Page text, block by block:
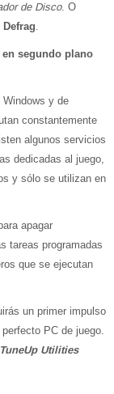
de Disco. O
.
segundo plano
y de
constantemente
algunos servicios
dedicadas al juego,
y sólo se utilizan en
apagar
tareas programadas
que se ejecutan
un primer impulso
PC de juego.
TuneUp Utilities